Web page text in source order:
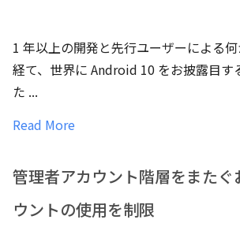
1 年以上の開発と先行ユーザーによる
経て、世界に Android 10 をお披露目す
た ...
Read More
管理者アカウント階層をまたぐ
ウントの使用を制限